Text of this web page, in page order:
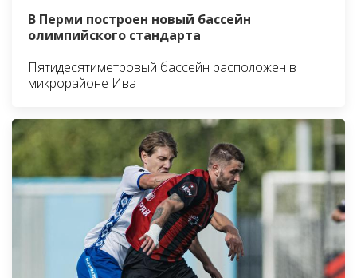
В Перми построен новый бассейн
олимпийского стандарта
Пятидесятиметровый бассейн расположен в
микрорайоне Ива